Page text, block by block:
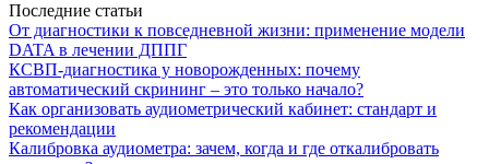
Последние статьи
От диагностики к повседневной жизни: применение модели
DATA в лечении ДППГ
КСВП-диагностика у новорожденных: почему
автоматический скрининг – это только начало?
Как организовать аудиометрический кабинет: стандарт и
рекомендации
Калибровка аудиометра: зачем, когда и где откалибровать